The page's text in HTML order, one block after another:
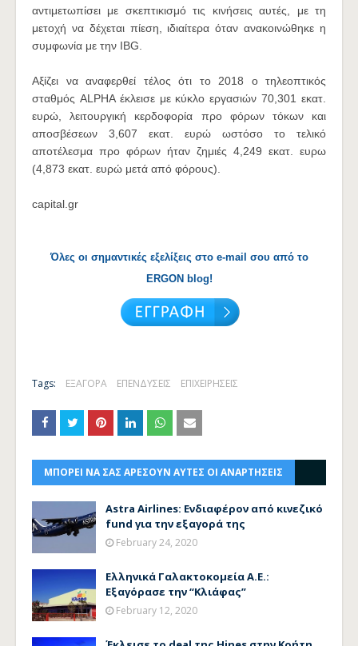
αντιμετωπίσει με σκεπτικισμό τις κινήσεις αυτές, με τη
μετοχή να δέχεται πίεση, ιδιαίτερα όταν ανακοινώθηκε η
συμφωνία με την IBG.
Αξίζει να αναφερθεί τέλος ότι το 2018 ο τηλεοπτικός
σταθμός ALPHA έκλεισε με κύκλο εργασιών 70,301 εκατ.
ευρώ, λειτουργική κερδοφορία προ φόρων τόκων και
αποσβέσεων 3,607 εκατ. ευρώ ωστόσο το τελικό
αποτέλεσμα προ φόρων ήταν ζημιές 4,249 εκατ. ευρω
(4,873 εκατ. ευρώ μετά από φόρους).
capital.gr
Όλες οι σημαντικές εξελίξεις στο e-mail σου από το
ERGON blog!
Tags: ΕΞΑΓΟΡΑ ΕΠΕΝΔΥΣΕΙΣ ΕΠΙΧΕΙΡΗΣΕΙΣ
ΜΠΟΡΕΙ ΝΑ ΣΑΣ ΑΡΕΣΟΥΝ ΑΥΤΕΣ ΟΙ ΑΝΑΡΤΗΣΕΙΣ
Astra Airlines: Ενδιαφέρον από κινεζικό
fund για την εξαγορά της
February 24, 2020
Ελληνικά Γαλακτοκομεία Α.Ε.:
Εξαγόρασε την “Κλιάφας”
February 12, 2020